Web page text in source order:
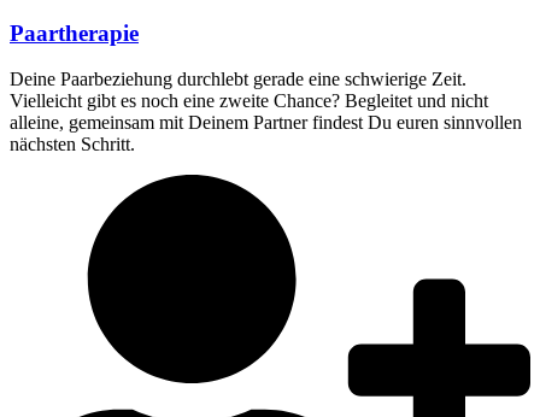
Paartherapie
Deine Paarbeziehung durchlebt gerade eine schwierige Zeit.
Vielleicht gibt es noch eine zweite Chance? Begleitet und nicht
alleine, gemeinsam mit Deinem Partner findest Du euren sinnvollen
nächsten Schritt.